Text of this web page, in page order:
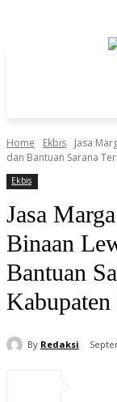
Home Ekbis
Jasa
dan Bantuan Sarana
Ekbis
Jasa
Binaan
Bantuan
By Redaksi